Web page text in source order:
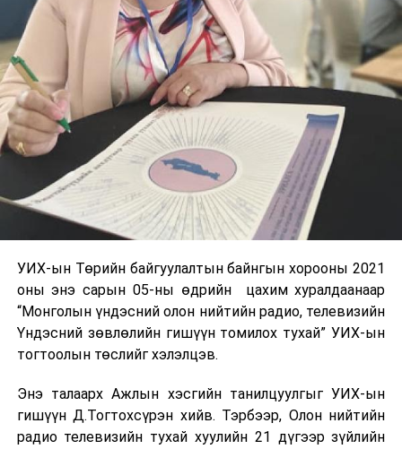
УИХ-ын Төрийн байгуулалтын байнгын хорооны 2021
оны энэ сарын 05-ны өдрийн цахим хуралдаанаар
“Монголын үндэсний олон нийтийн радио, телевизийн
Yндэсний зөвлөлийн гишүүн томилох тухай” УИХ-ын
тогтоолын төслийг хэлэлцэв.
Энэ талаарх Ажлын хэсгийн танилцуулгыг УИХ-ын
гишүүн Д.Тогтохсүрэн хийв. Тэрбээр, Олон нийтийн
радио телевизийн тухай хуулийн 21 дүгээр зүйлийн